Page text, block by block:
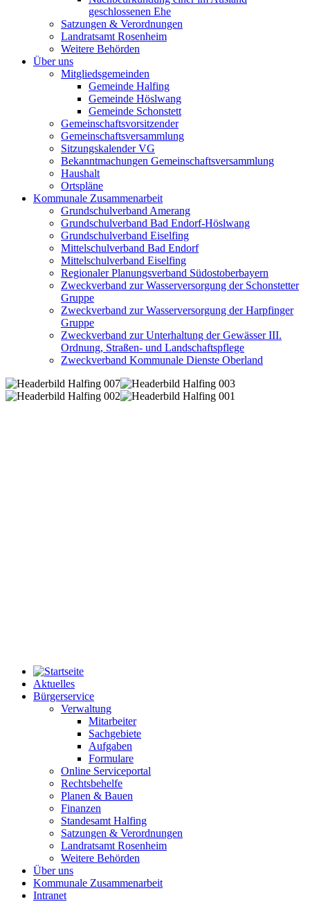
geschlossenen Ehe
Satzungen & Verordnungen
Landratsamt Rosenheim
Weitere Behörden
Über uns
Mitgliedsgemeinden
Gemeinde Halfing
Gemeinde Höslwang
Gemeinde Schonstett
Gemeinschaftsvorsitzender
Gemeinschaftsversammlung
Sitzungskalender VG
Bekanntmachungen Gemeinschaftsversammlung
Haushalt
Ortspläne
Kommunale Zusammenarbeit
Grundschulverband Amerang
Grundschulverband Bad Endorf-Höslwang
Grundschulverband Eiselfing
Mittelschulverband Bad Endorf
Mittelschulverband Eiselfing
Regionaler Planungsverband Südostoberbayern
Zweckverband zur Wasserversorgung der Schonstetter
Gruppe
Zweckverband zur Wasserversorgung der Harpfinger
Gruppe
Zweckverband zur Unterhaltung der Gewässer III.
Ordnung, Straßen- und Landschaftspflege
Zweckverband Kommunale Dienste Oberland
Aktuelles
Bürgerservice
Verwaltung
Mitarbeiter
Sachgebiete
Aufgaben
Formulare
Online Serviceportal
Rechtsbehelfe
Planen & Bauen
Finanzen
Standesamt Halfing
Satzungen & Verordnungen
Landratsamt Rosenheim
Weitere Behörden
Über uns
Kommunale Zusammenarbeit
Intranet